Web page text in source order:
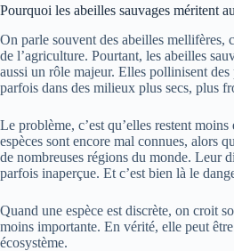
Pourquoi les abeilles sauvages méritent
On parle souvent des abeilles mellifères,
de l’agriculture. Pourtant, les abeilles
aussi un rôle majeur. Elles pollinisent des
parfois dans des milieux plus secs, plus
Le problème, c’est qu’elles restent moins
espèces sont encore mal connues, alors
de nombreuses régions du monde. Leur
parfois inaperçue. Et c’est bien là le
Quand une espèce est discrète, on croit
moins importante. En vérité, elle peut
écosystème.